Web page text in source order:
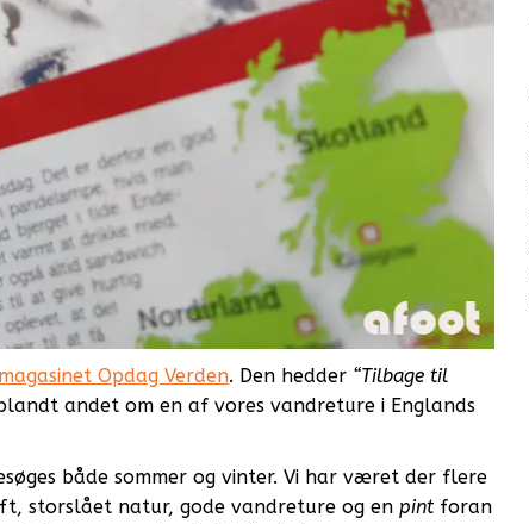
Opdag Verden. Den hedder “Tilbage til
andet om en af vores vandreture i Englands
både sommer og vinter. Vi har været der flere
storslået natur, gode vandreture og en pint foran